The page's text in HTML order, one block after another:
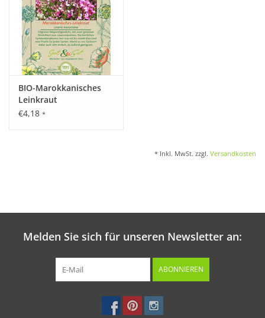
BIO-Marokkanisches
Leinkraut
€4,18 *
* Inkl. MwSt. zzgl. Versandkosten
Melden Sie sich für unseren Newsletter an:
ABONNIEREN